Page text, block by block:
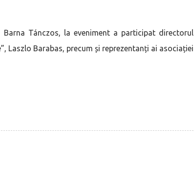
Tánczos, la eveniment a participat directorul
Laszlo Barabas, precum și reprezentanți ai asociației